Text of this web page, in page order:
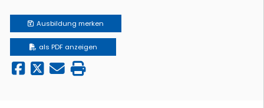
Ausbildung merken
als PDF anzeigen